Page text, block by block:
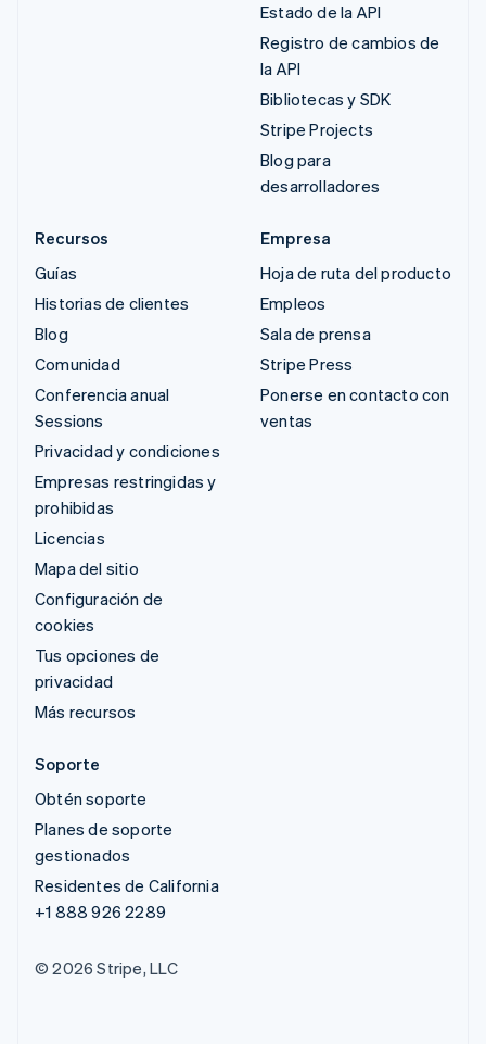
Estado de la API
Registro de cambios de
la API
Bibliotecas y SDK
Stripe Projects
Blog para
desarrolladores
Recursos
Guías
Historias de clientes
Blog
Comunidad
Conferencia anual
Sessions
Privacidad y condiciones
Empresas restringidas y
prohibidas
Licencias
Mapa del sitio
Configuración de
cookies
Tus opciones de
privacidad
Más recursos
Empresa
Hoja de ruta del producto
Empleos
Sala de prensa
Stripe Press
Ponerse en contacto con
ventas
Soporte
Obtén soporte
Planes de soporte
gestionados
Residentes de California
+1 888 926 2289
© 2026 Stripe, LLC